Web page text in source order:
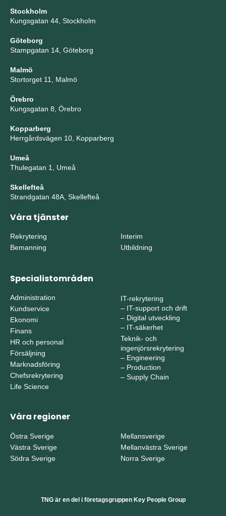
Stockholm
Kungsgatan 44, Stockholm
Göteborg
Stampgatan 14, Göteborg
Malmö
Stortorget 11, Malmö
Örebro
Kungsgatan 8, Örebro
Kopparberg
Herrgårdsvägen 10, Kopparberg
Umeå
Thulegatan 1, Umeå
Skellefteå
Strandgatan 48A, Skellefteå
Våra tjänster
Rekrytering
Bemanning
Interim
Utbildning
Specialistområden
Administration
Kundservice
Ekonomi
Finans
HR och personal
Försäljning
Marknadsföring
Chefsrekrytering
Life Science
IT-rekrytering
– IT-support och drift
– Digital utveckling
– IT-säkerhet
Teknik- och
ingenjörsrekrytering
– Engineering
– Production
– Supply Chain
Våra regioner
Östra Sverige
Västra Sverige
Södra Sverige
Mellansverige
Mellanvästra Sverige
Norra Sverige
TNG är en del i företagsgruppen Key People Group